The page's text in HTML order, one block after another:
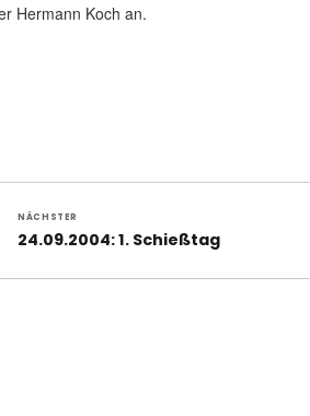
Hermann Koch an.
NÄCHSTER
Nächster
24.09.2004: 1. Schießtag